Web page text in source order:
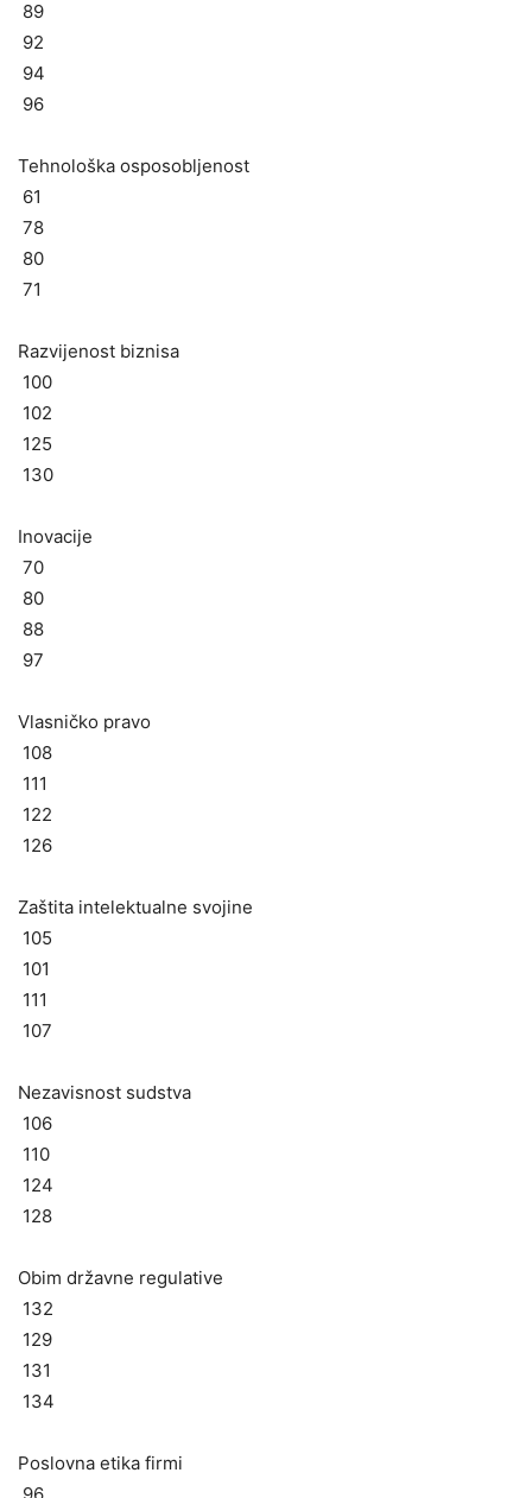
89
92
94
96
Tehnološka osposobljenost
61
78
80
71
Razvijenost biznisa
100
102
125
130
Inovacije
70
80
88
97
Vlasničko pravo
108
111
122
126
Zaštita intelektualne svojine
105
101
111
107
Nezavisnost sudstva
106
110
124
128
Obim državne regulative
132
129
131
134
Poslovna etika firmi